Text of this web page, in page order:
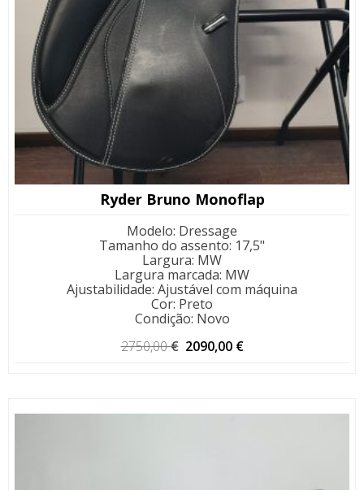
Ryder Bruno Monoflap
Modelo: Dressage
Tamanho do assento: 17,5"
Largura: MW
Largura marcada: MW
Ajustabilidade: Ajustável com máquina
Cor: Preto
Condição: Novo
2750,00€ O
2090,00 €